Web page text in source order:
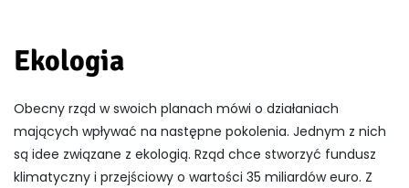
Ekologia
Obecny rząd w swoich planach mówi o działaniach
mających wpływać na następne pokolenia. Jednym z nich
są idee związane z ekologią. Rząd chce stworzyć fundusz
klimatyczny i przejściowy o wartości 35 miliardów euro. Z